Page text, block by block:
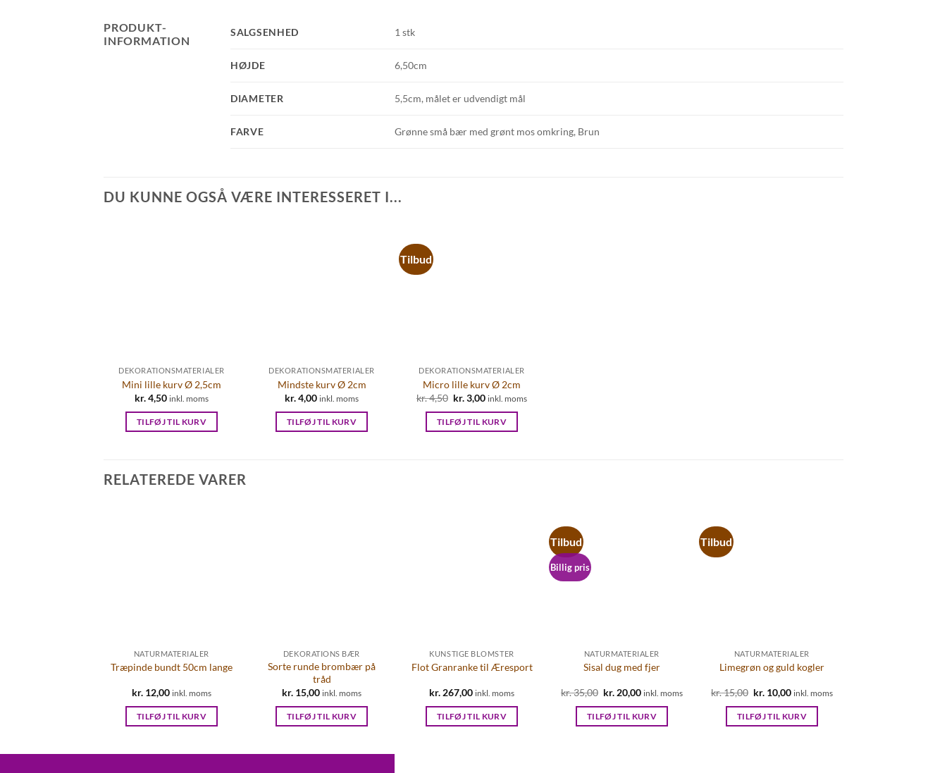
PRODUKT-
INFORMATION
SALGSENHED 1 stk
HØJDE 6,50cm
DIAMETER 5,5cm, målet er udvendigt mål
FARVE Grønne små bær med grønt mos omkring, Brun
DU KUNNE OGSÅ VÆRE INTERESSERET I...
DEKORATIONSMATERIALER
Mini lille kurv Ø 2,5cm
kr.4,50 inkl. moms
TILFØJ TIL KURV
DEKORATIONSMATERIALER
Mindste kurv Ø 2cm
kr.4,00 inkl. moms
TILFØJ TIL KURV
Tilbud
DEKORATIONSMATERIALER
Micro lille kurv Ø 2cm
kr.4,50 Den
pris
var:
kr.3,00 Den
pris
er:
inkl. moms
TILFØJ TIL KURV
RELATEREDE VARER
NATURMATERIALER
Træpinde bundt 50cm lange
kr. 12,00 inkl. moms
TILFØJ TIL KURV
DEKORATIONS BÆR
Sorte runde brombær på
tråd
kr. 15,00 inkl. moms
TILFØJ TIL KURV
KUNSTIGE BLOMSTER
Flot Granranke til Æresport
kr. 267,00 inkl. moms
TILFØJ TIL KURV
Tilbud
Billig pris
NATURMATERIALER
Sisal dug med fjer
kr.35,00 Den
pris
var:
kr. 20,00 Den
pris
er:
inkl. moms
TILFØJ TIL KURV
Tilbud
NATURMATERIALER
Limegrøn og guld kogler
kr.15,00 Den
pris
var:
kr. 10,00 Den
pris
er:
inkl. moms
TILFØJ TIL KURV